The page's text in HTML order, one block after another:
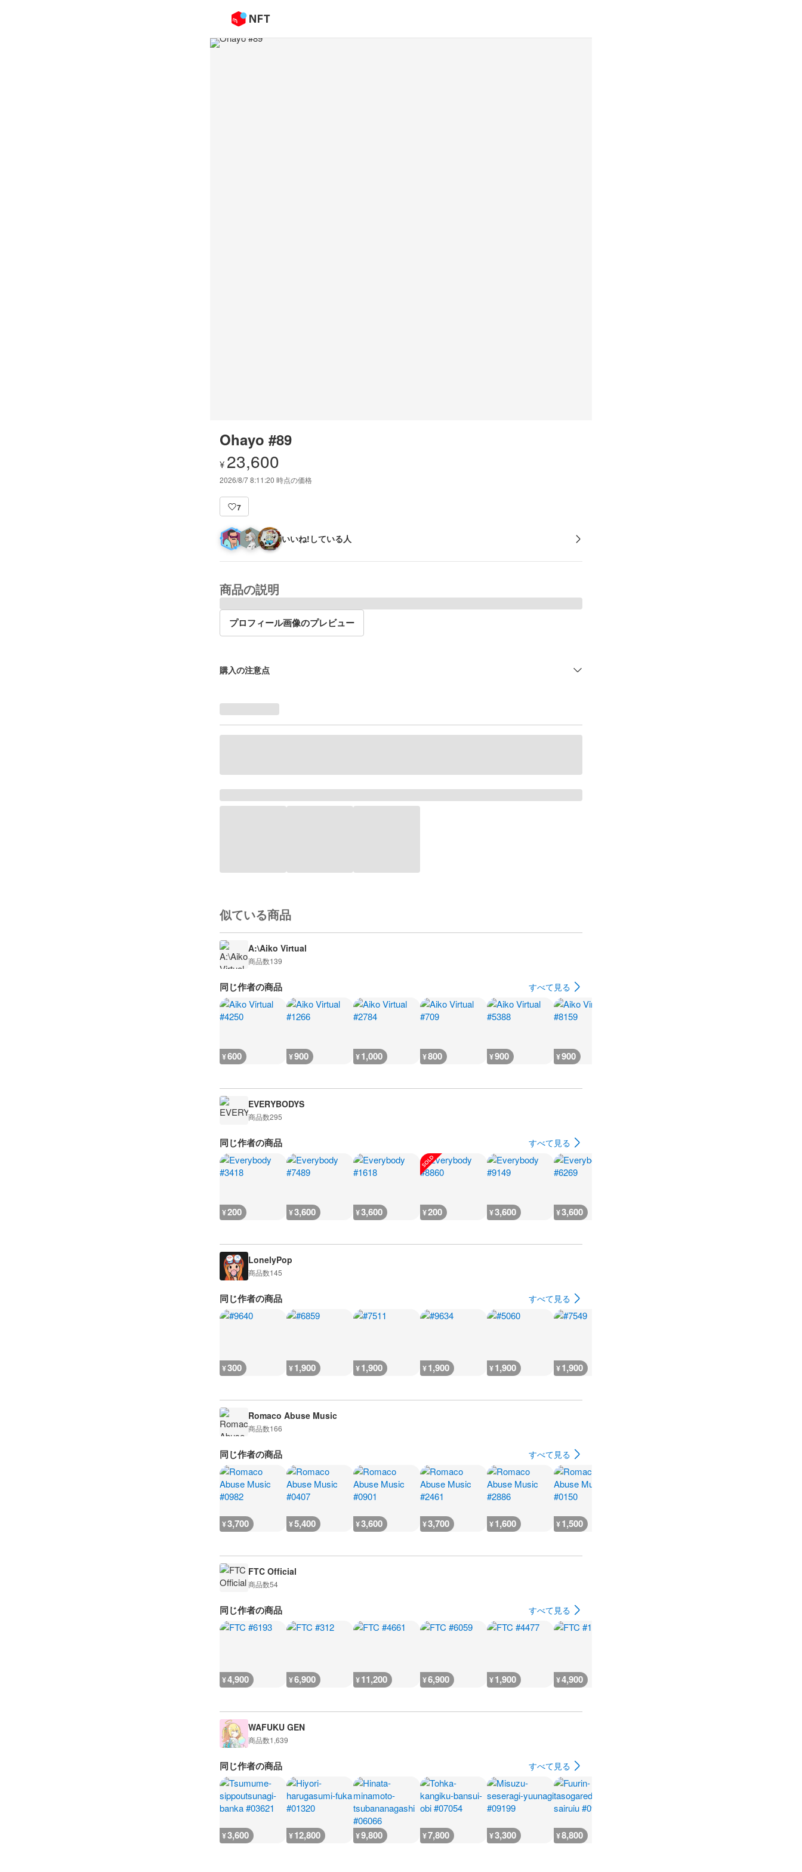
Ohayo #89
¥ 23,600
2026/8/7 8:11:20 時点の価格
7
いいね!している人
商品の説明
プロフィール画像のプレビュー
購入の注意点
似ている商品
A:\Aiko Virtual
商品数139
同じ作者の商品 すべて見る
¥600 ¥900 ¥1,000 ¥800 ¥900 ¥900
EVERYBODYS
商品数295
同じ作者の商品 すべて見る
¥200 ¥3,600 ¥3,600 ¥200 ¥3,600 ¥3,600
LonelyPop
商品数145
同じ作者の商品 すべて見る
¥300 ¥1,900 ¥1,900 ¥1,900 ¥1,900 ¥1,900
Romaco Abuse Music
商品数166
同じ作者の商品 すべて見る
¥3,700 ¥5,400 ¥3,600 ¥3,700 ¥1,600 ¥1,500
FTC Official
商品数54
同じ作者の商品 すべて見る
¥4,900 ¥6,900 ¥11,200 ¥6,900 ¥1,900 ¥4,900
WAFUKU GEN
商品数1,639
同じ作者の商品 すべて見る
¥3,600 ¥12,800 ¥9,800 ¥7,800 ¥3,300 ¥8,800